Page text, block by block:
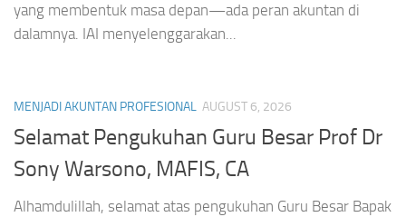
yang membentuk masa depan—ada peran akuntan di
dalamnya. IAI menyelenggarakan...
MENJADI AKUNTAN PROFESIONAL AUGUST 6, 2026
Selamat Pengukuhan Guru Besar Prof Dr
Sony Warsono, MAFIS, CA
Alhamdulillah, selamat atas pengukuhan Guru Besar Bapak